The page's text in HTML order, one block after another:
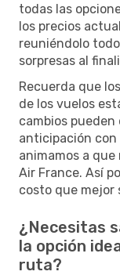
todas las
los precios
reuniéndolo
sorpresas al
Recuerda que
de los vuelos
cambios
anticipación con
animamos a
Air France. Así
costo que mejor
¿Necesitas
la opción
ruta?